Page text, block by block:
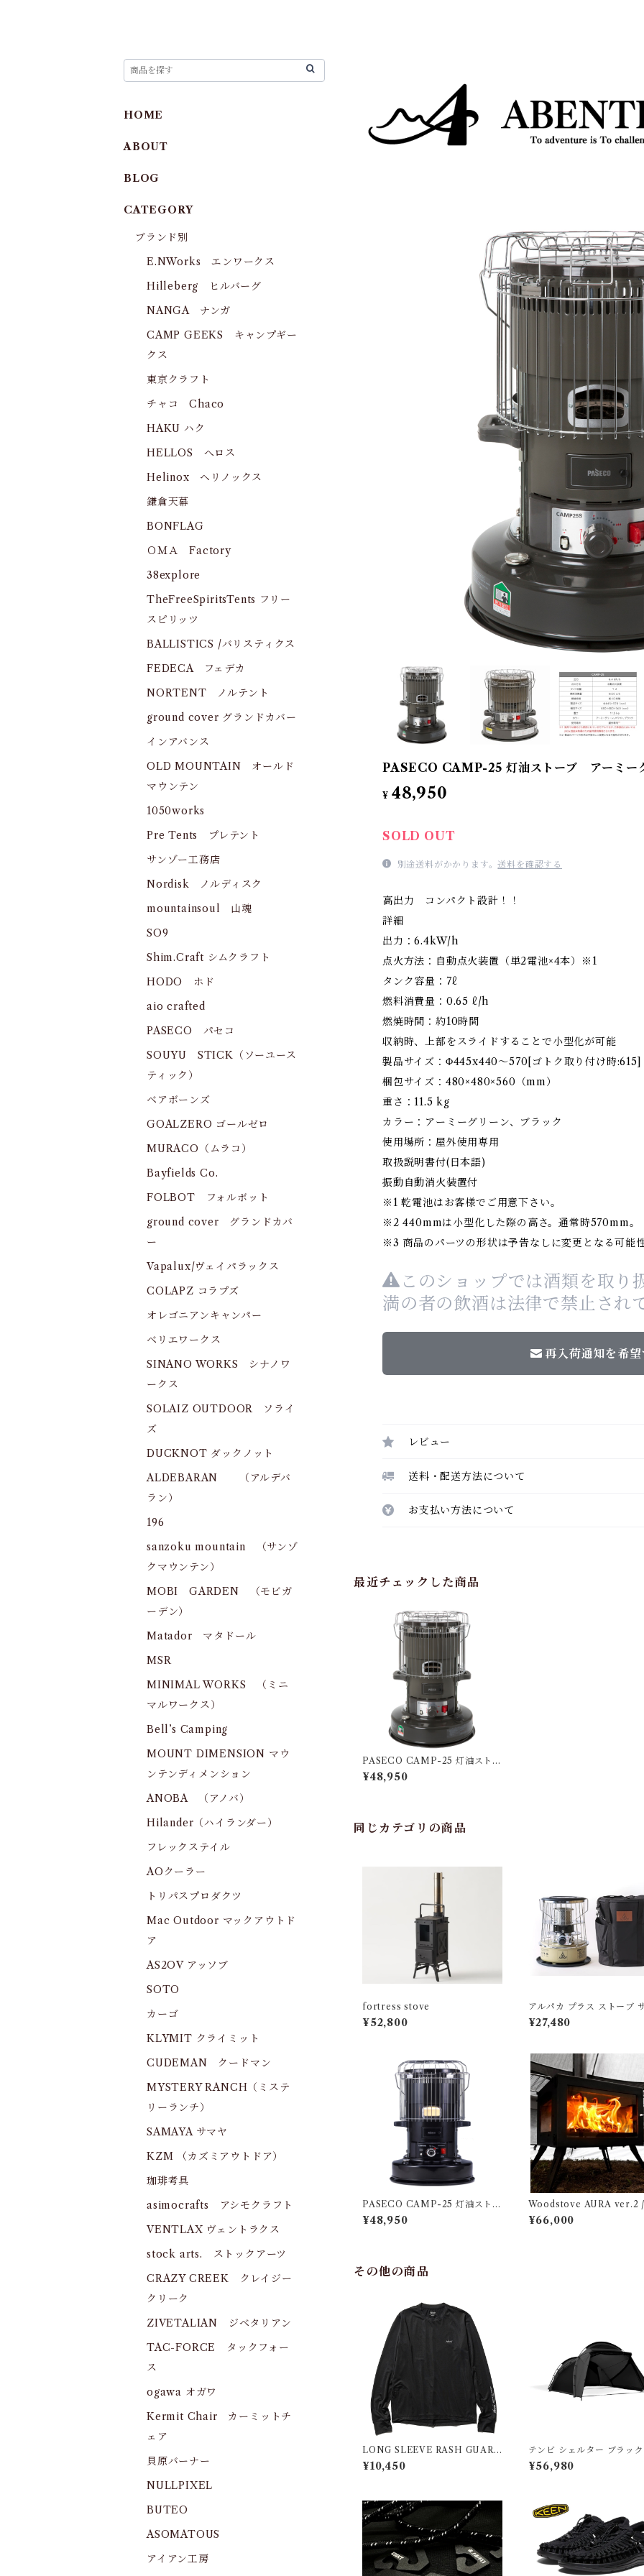
PASECO CAMP-25 灯油ストーブ アーミー
¥ 48,950
SOLD OUT
別途送料がかかります。送料を確認する
高出力 コンパクト設計！！
詳細
出力：6.4kW/h
点火方法：自動点火装置（単2電池×4本）※1
タンク容量：7ℓ
燃料消費量：0.65 ℓ/h
燃焼時間：約10時間
収納時、上部をスライドすることで小型化が可能
製品サイズ：Φ445x440～570[ゴトク取り付け時
梱包サイズ：480×480×560（mm）
重さ：11.5 kg
カラー：アーミーグリーン、ブラック
使用場所：屋外使用専用
取扱説明書付(日本語)
振動自動消火装置付
※1 乾電池はお客様でご用意下さい。
※2 440mmは小型化した際の高さ。通常時570mm。
※3 商品のパーツの形状は予告なしに変更となる可能
このショップでは酒類を取り
満の者の飲酒は法律で禁止され
再入荷通知を希望
レビュー
送料・配送方法について
お支払い方法について
最近チェックした商品
PASECO CAMP-25 灯油ストー
ブ アーミーグリーン
¥48,950
同じカテゴリの商品
fortress stove
¥52,800
アルパカ プラス ストーブ
ド TS－77NC（専用バッ
¥27,480
PASECO CAMP-25 灯油ストー
ブ ブラック
¥48,950
Woodstove AURA ver.2 /
トドア薪ストーブ オーラ
¥66,000
その他の商品
LONG SLEEVE RASH GUAR
D/ロングスリーブ ラッシュガー
ド ブラック
¥10,450
テンビ シェルター ブラック
¥56,980
HOME
ABOUT
BLOG
CATEGORY
ブランド別
E.NWorks エンワークス
Hilleberg ヒルバーグ
NANGA ナンガ
CAMP GEEKS キャンプギー
クス
東京クラフト
チャコ Chaco
HAKU ハク
HELLOS へロス
Helinox ヘリノックス
鎌倉天幕
BONFLAG
ＯＭＡ Factory
38explore
TheFreeSpiritsTents フリー
スピリッツ
BALLISTICS /バリスティクス
FEDECA フェデカ
NORTENT ノルテント
ground cover グランドカバー
インアバンス
OLD MOUNTAIN オールド
マウンテン
1050works
Pre Tents プレテント
サンゾー工務店
Nordisk ノルディスク
mountainsoul 山魂
SO9
Shim.Craft シムクラフト
HODO ホド
aio crafted
PASECO パセコ
SOUYU STICK（ソーユース
ティック）
ベアボーンズ
GOALZERO ゴールゼロ
MURACO（ムラコ）
Bayfields Co.
FOLBOT フォルボット
ground cover グランドカバ
ー
Vapalux/ヴェイパラックス
COLAPZ コラプズ
オレゴニアンキャンパー
ベリエワークス
SINANO WORKS シナノワ
ークス
SOLAIZ OUTDOOR ソライ
ズ
DUCKNOT ダックノット
ALDEBARAN （アルデバ
ラン）
196
sanzoku mountain （サンゾ
クマウンテン）
MOBI GARDEN （モビガ
ーデン）
Matador マタドール
MSR
MINIMAL WORKS （ミニ
マルワークス）
Bell’s Camping
MOUNT DIMENSION マウ
ンテンディメンション
ANOBA （アノバ）
Hilander（ハイランダー）
フレックステイル
AOクーラー
トリパスプロダクツ
Mac Outdoor マックアウトド
ア
AS2OV アッソブ
SOTO
カーゴ
KLYMIT クライミット
CUDEMAN クードマン
MYSTERY RANCH（ミステ
リーランチ）
SAMAYA サマヤ
KZM （カズミアウトドア）
珈琲考具
asimocrafts アシモクラフト
VENTLAX ヴェントラクス
stock arts. ストックアーツ
CRAZY CREEK クレイジー
クリーク
ZIVETALIAN ジベタリアン
TAC-FORCE タックフォー
ス
ogawa オガワ
Kermit Chair カーミットチ
ェア
貝原バーナー
NULLPIXEL
BUTEO
ASOMATOUS
アイアン工房